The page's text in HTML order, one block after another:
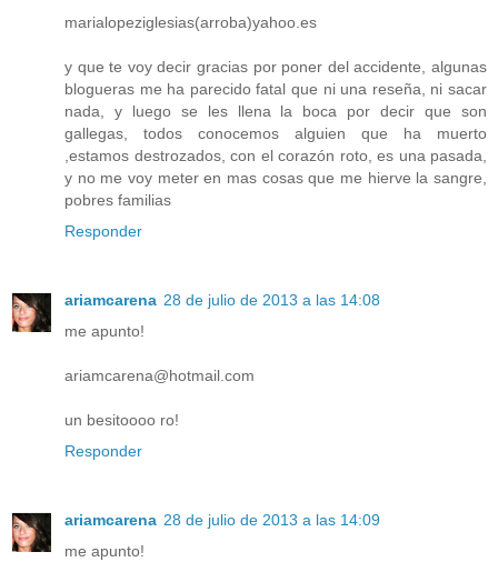
marialopeziglesias(arroba)yahoo.es
y que te voy decir gracias por poner del accidente, algunas
blogueras me ha parecido fatal que ni una reseña, ni sacar
nada, y luego se les llena la boca por decir que son
gallegas, todos conocemos alguien que ha muerto
,estamos destrozados, con el corazón roto, es una pasada,
y no me voy meter en mas cosas que me hierve la sangre,
pobres familias
Responder
ariamcarena 28 de julio de 2013 a las 14:08
me apunto!
ariamcarena@hotmail.com
un besitoooo ro!
Responder
ariamcarena 28 de julio de 2013 a las 14:09
me apunto!